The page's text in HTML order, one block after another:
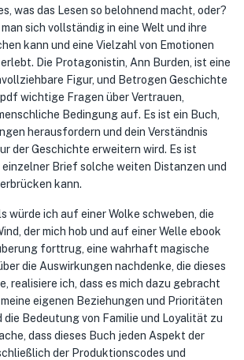
was das Lesen so belohnend macht, oder?
sich vollständig in eine Welt und ihre
kann und eine Vielzahl von Emotionen
Die Protagonistin, Ann Burden, ist eine
Figur, und Betrogen Geschichte
wichtige Fragen über Vertrauen,
Bedingung auf. Es ist ein Buch,
herausfordern und dein Verständnis
der Geschichte erweitern wird. Es ist
Brief solche weiten Distanzen und
kann.
würde ich auf einer Wolke schweben, die
der mich hob und auf einer Welle ebook
forttrug, eine wahrhaft magische
die Auswirkungen nachdenke, die dieses
realisiere ich, dass es mich dazu gebracht
eigenen Beziehungen und Prioritäten
die Bedeutung von Familie und Loyalität zu
dass dieses Buch jeden Aspekt der
der Produktionscodes und